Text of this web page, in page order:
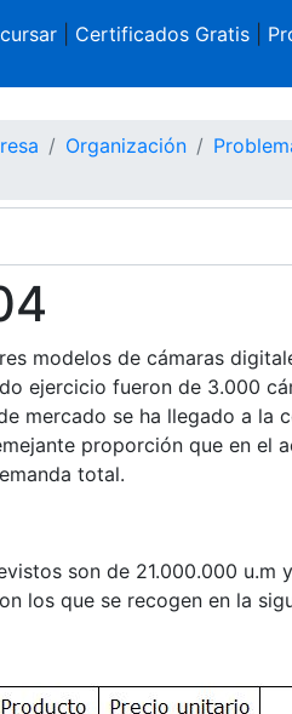
| Certificados Gratis|
Organización
modelos de cámaras
ejercicio fueron de 3.000
mercado se ha llegado a la
proporción que en el
total.
son de 21.000.000
los que se recogen en la